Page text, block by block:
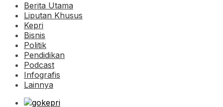
Berita Utama
Liputan Khusus
Kepri
Bisnis
Politik
Pendidikan
Podcast
Infografis
Lainnya